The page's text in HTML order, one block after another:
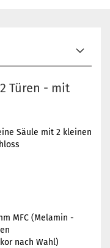
Türen - mit
Säule mit 2 kleinen
MFC (Melamin -
nach Wahl)